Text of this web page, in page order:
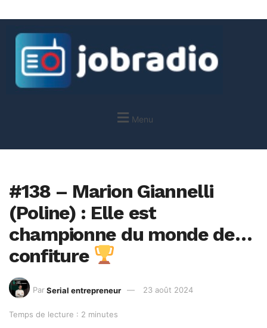
Menu
#138 – Marion Giannelli
(Poline) : Elle est
championne du monde de…
confiture
Par Serial entrepreneur 23 août 2024
Temps de lecture : 2 minutes